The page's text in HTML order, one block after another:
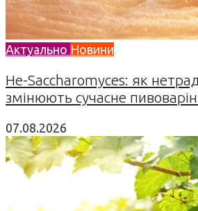
Актуально Новини
Не-Saccharomyces: як
змінюють сучасне
07.08.2026